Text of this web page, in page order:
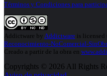
Términos y Condiciones para
Addictware by Addictware is licensed
Reconocimiento-NoComercial-
Creado a partir de la obra en
Copyrights © 2026 All Rights